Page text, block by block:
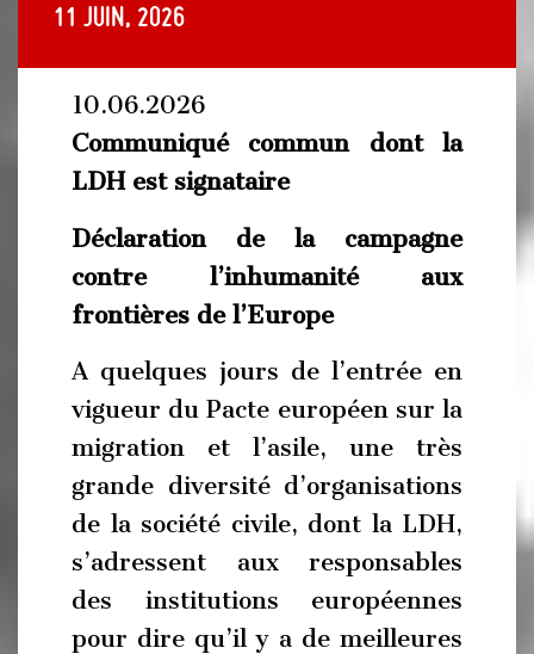
11 juin, 2026
10.06.2026
Communiqué commun dont la
LDH est signataire
Déclaration de la campagne
contre l’inhumanité aux
frontières de l’Europe
A quelques jours de l’entrée en
vigueur du Pacte européen sur la
migration et l’asile, une très
grande diversité d’organisations
de la société civile, dont la LDH,
s’adressent aux responsables
des institutions européennes
pour dire qu’il y a de meilleures